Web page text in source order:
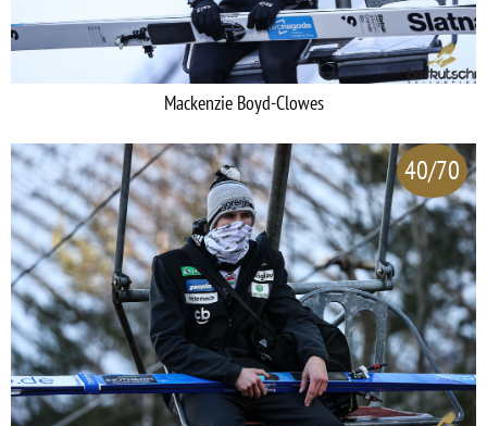
Mackenzie Boyd-Clowes
40/70